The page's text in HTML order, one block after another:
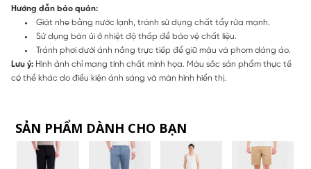
Hướng dẫn bảo quản:
Giặt nhẹ bằng nước lạnh, tránh sử dụng chất tẩy rửa mạnh.
Sử dụng bàn ủi ở nhiệt độ thấp để bảo vệ chất liệu.
Tránh phơi dưới ánh nắng trực tiếp để giữ màu và phom dáng áo.
Lưu ý: Hình ảnh chỉ mang tính chất minh họa. Màu sắc sản phẩm thực tế
có thể khác do điều kiện ánh sáng và màn hình hiển thị.
SẢN PHẨM DÀNH CHO BẠN